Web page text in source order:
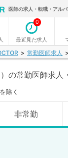
医師の求人・転職・アル
最近見た求人
0
常勤医師求人
の常勤医師求人
除く
非常勤